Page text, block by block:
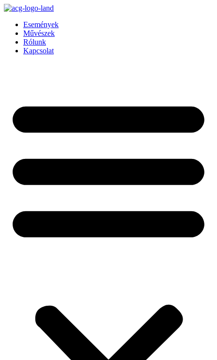
Ugrás
tartalomhozEsemények
Művészek
Rólunk
Kapcsolat